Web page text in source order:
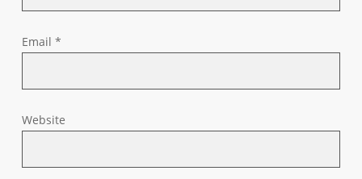
Email *
Website